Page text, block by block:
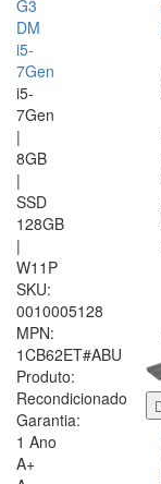
G3
DM
i5-
7Gen
i5-
7Gen
|
8GB
|
SSD
128GB
|
W11P
SKU:
0010005128
MPN:
1CB62ET#ABU
Produto:
Recondicionado
Garantia:
1 Ano
A+